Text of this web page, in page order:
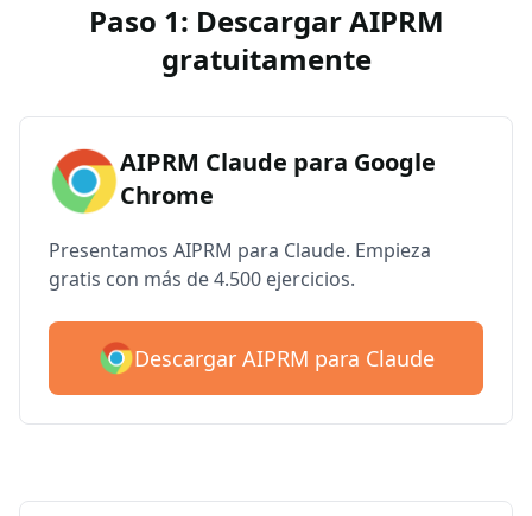
Paso 1: Descargar AIPRM
gratuitamente
AIPRM Claude para Google
Chrome
Presentamos AIPRM para Claude. Empieza
gratis con más de 4.500 ejercicios.
Descargar AIPRM para Claude